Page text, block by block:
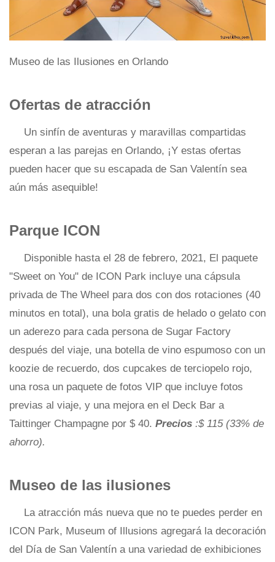
Museo de las Ilusiones en Orlando
Ofertas de atracción
Un sinfín de aventuras y maravillas compartidas
esperan a las parejas en Orlando, ¡Y estas ofertas
pueden hacer que su escapada de San Valentín sea
aún más asequible!
Parque ICON
Disponible hasta el 28 de febrero, 2021, El paquete
"Sweet on You" de ICON Park incluye una cápsula
privada de The Wheel para dos con dos rotaciones (40
minutos en total), una bola gratis de helado o gelato con
un aderezo para cada persona de Sugar Factory
después del viaje, una botella de vino espumoso con un
koozie de recuerdo, dos cupcakes de terciopelo rojo,
una rosa un paquete de fotos VIP que incluye fotos
previas al viaje, y una mejora en el Deck Bar a
Taittinger Champagne por $ 40. Precios :$ 115 (33% de
ahorro).
Museo de las ilusiones
La atracción más nueva que no te puedes perder en
ICON Park, Museum of Illusions agregará la decoración
del Día de San Valentín a una variedad de exhibiciones